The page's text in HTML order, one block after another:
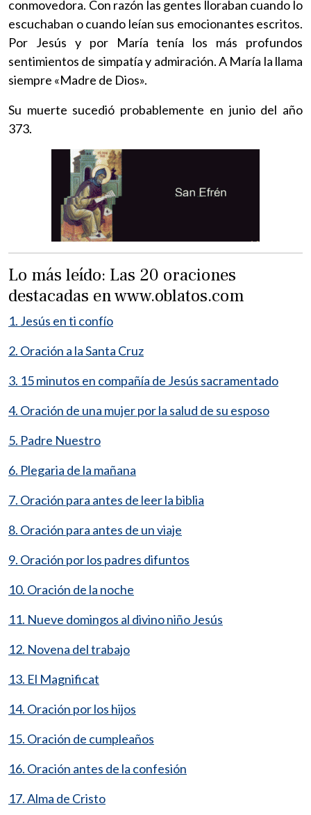
conmovedora. Con razón las gentes lloraban cuando lo
escuchaban o cuando leían sus emocionantes escritos.
Por Jesús y por María tenía los más profundos
sentimientos de simpatía y admiración. A María la llama
siempre «Madre de Dios».
Su muerte sucedió probablemente en junio del año
373.
Lo más leído: Las 20 oraciones
destacadas en www.oblatos.com
1. Jesús en ti confío
2. Oración a la Santa Cruz
3. 15 minutos en compañía de Jesús sacramentado
4. Oración de una mujer por la salud de su esposo
5. Padre Nuestro
6. Plegaria de la mañana
7. Oración para antes de leer la biblia
8. Oración para antes de un viaje
9. Oración por los padres difuntos
10. Oración de la noche
11. Nueve domingos al divino niño Jesús
12. Novena del trabajo
13. El Magnificat
14. Oración por los hijos
15. Oración de cumpleaños
16. Oración antes de la confesión
17. Alma de Cristo